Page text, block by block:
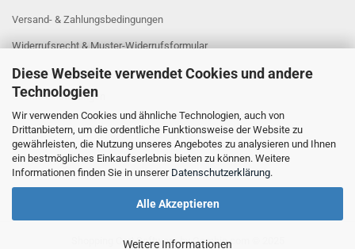
Diese Webseite verwendet Cookies und andere
Technologien
Wir verwenden Cookies und ähnliche Technologien, auch von
Drittanbietern, um die ordentliche Funktionsweise der Website zu
gewährleisten, die Nutzung unseres Angebotes zu analysieren und Ihnen
ein bestmögliches Einkaufserlebnis bieten zu können. Weitere
Informationen finden Sie in unserer Datenschutzerklärung.
Alle Akzeptieren
Weitere Informationen
Versand- & Zahlungsbedingungen
Widerrufsrecht & Muster-Widerrufsformular
Sitzung unterbrochen
Cookie Einstellungen
Shopping Cart Softwareby Gambio.com © 2025